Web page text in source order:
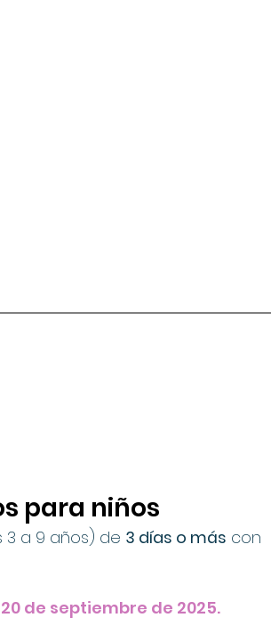
para niños
a 9 años) de 3 días o más con
de septiembre de 2025.